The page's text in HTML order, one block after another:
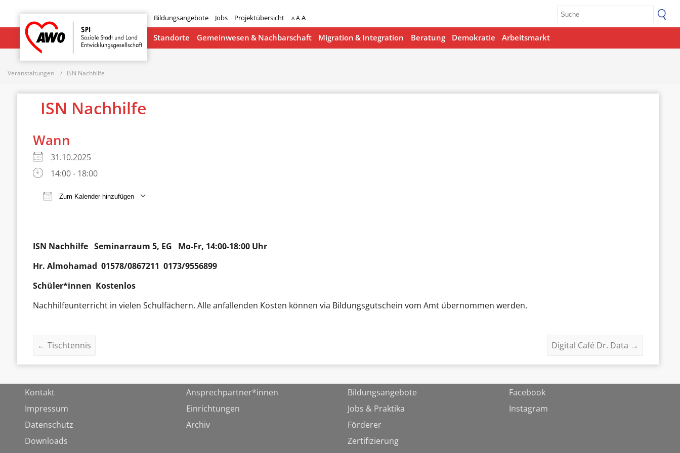
Bildungsangebote Jobs Projektübersicht A AA
Startseite
Standorte Gemeinwesen & Nachbarschaft Migration & Integration Beratung Demokratie Arbeitsmarkt
Veranstaltungen ISN Nachhilfe
ISN Nachhilfe
Wann
31.10.2025
14:00 - 18:00
Zum Kalender hinzufügen
ISN Nachhilfe Seminarraum 5, EG Mo-Fr, 14:00-18:00 Uhr
Hr.Almohamad 01578/0867211 0173/9556899
Schüler*innen Kostenlos
Nachhilfeunterricht in vielen Schulfächern. Alle anfallenden Kosten können via Bildungsgutschein vom Amt übernommen werden.
← Tischtennis Digital Café Dr. Data →
Kontakt
Impressum
Datenschutz
Downloads
Ansprechpartner*innen
Einrichtungen
Archiv
Bildungsangebote
Jobs & Praktika
Förderer
Zertifizierung
Facebook
Instagram